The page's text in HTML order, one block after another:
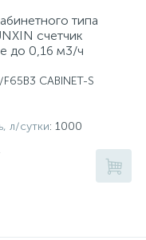
типа
счетчик
до 0,16 м3/ч
CABINET-S
л/сутки: 1000